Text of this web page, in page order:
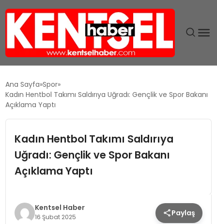
GÜNDEM
EĞITIM
TEKNOLOJI
MAGAZIN
Ana Sayfa Spor
Kadın Hentbol Takımı Saldırıya Uğradı: Gençlik ve Spor Bakanı
Açıklama Yaptı
Kadın Hentbol Takımı Saldırıya
Uğradı: Gençlik ve Spor Bakanı
Açıklama Yaptı
Kentsel Haber
16 Şubat 2025 Paylaş